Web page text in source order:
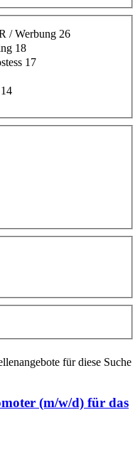
/ Werbung 26
18
17
14
für diese Suche
(m/w/d) für das